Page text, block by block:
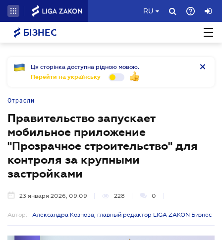
RU
БІЗНЕС
Ця сторінка доступна рідною мовою.
Перейти на українську
Отрасли
Правительство запускает
мобильное приложение
"Прозрачное строительство" для
контроля за крупными
застройками
23 января 2026, 09:09 228 0
Автор: Александра Кознова, главный редактор LIGA ZAKON Бизнес